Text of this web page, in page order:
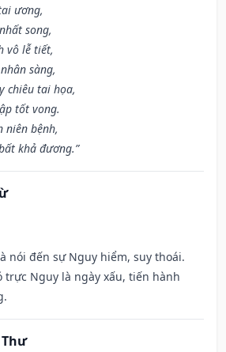
ương,
song,
vô lễ tiết,
sàng,
chiêu tai họa,
tốt vong.
niên bệnh,
khả đương.”
nói đến sự Nguy hiểm, suy thoái.
trực Nguy là ngày xấu, tiến hành